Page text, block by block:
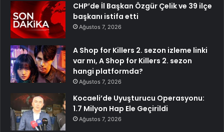
CHP’de İl Başkan Özgür Çelik ve 39 ilçe
başkanı istifa etti
Ağustos 7, 2026
A Shop for Killers 2. sezon izleme linki
var mı, A Shop for Killers 2. sezon
hangi platformda?
Ağustos 7, 2026
Kocaeli’de Uyuşturucu Operasyonu:
1.7 Milyon Hap Ele Geçirildi
Ağustos 7, 2026